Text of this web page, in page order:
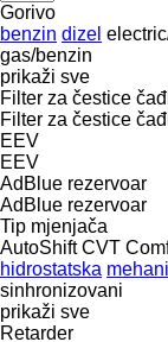
Gorivo
benzin dizel
gas/benzin
prikaži sve
Filter za čestice
Filter za čestice
EEV
EEV
AdBlue rezervoar
AdBlue rezervoar
Tip mјenjača
AutoShift CVT
hidrostatska
sinhronizovani
prikaži sve
Retarder